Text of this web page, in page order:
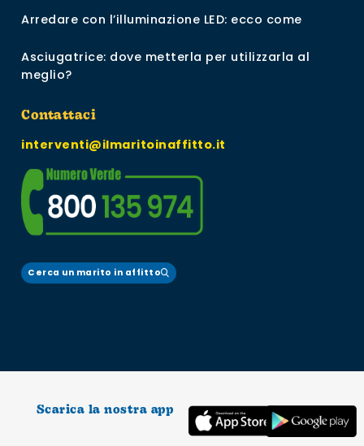
Arredare con l’illuminazione LED: ecco come
Asciugatrice: dove metterla per utilizzarla al
meglio?
Contattaci
interventi@ilmaritoinaffitto.it
Cerca un marito in affitto
Scarica la nostra app